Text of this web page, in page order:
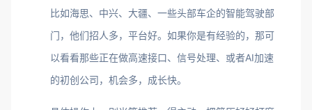
比如海思、中兴、大疆、一些头部车企的智能驾驶部
门，他们招人多，平台好。如果你是有经验的，那可
以看看那些正在做高速接口、信号处理、或者AI加速
的初创公司，机会多，成长快。